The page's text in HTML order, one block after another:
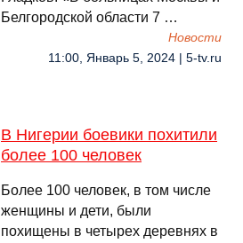
Белгородской области 7 …
Новости
11:00, Январь 5, 2024 | 5-tv.ru
В Нигерии боевики похитили
более 100 человек
Более 100 человек, в том числе
женщины и дети, были
похищены в четырех деревнях в